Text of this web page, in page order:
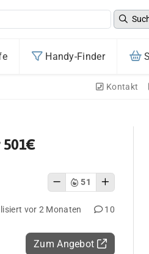
Handy-Finder
Kontakt
501€
51
vor 2 Monaten 10
Zum Angebot